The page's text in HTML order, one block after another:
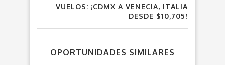
VUELOS: ¡CDMX A VENECIA, ITALIA
DESDE $10,705!
OPORTUNIDADES SIMILARES